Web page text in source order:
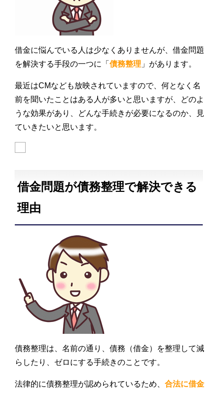
借金に悩んでいる人は少なくありませんが、借金問題
を解決する手段の一つに「 債務整理 」があります。
最近はCMなども放映されていますので、何となく名
前を聞いたことはある人が多いと思いますが、どのよ
うな効果があり、どんな手続きが必要になるのか、見
ていきたいと思います。
借金問題が債務整理で解決できる
理由
債務整理は、名前の通り、債務（借金）を整理して減
らしたり、ゼロにする手続きのことです。
法律的に債務整理が認められているため、 合法に借金